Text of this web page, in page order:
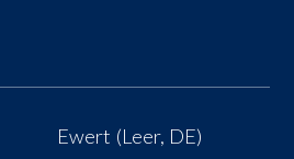
Ewert (Leer, DE)